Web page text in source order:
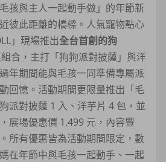
孩與主人一起動手做」的年節新
彼此距離的橋樑。人氣寵物點心
」現場推出全台首創的狗
合，主打「狗狗派對披薩」與洋
年期間能與毛孩一同準備專屬派
回憶。活動期間更限量推出「毛
派對披薩 1 入、洋芋片 4 包，並
展場優惠價 1,499 元，內容豐
所有優惠皆為活動期間限定，數
在年節中與毛孩一起動手、一起